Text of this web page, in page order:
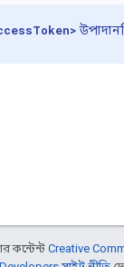
কন্টেন্ট Creative